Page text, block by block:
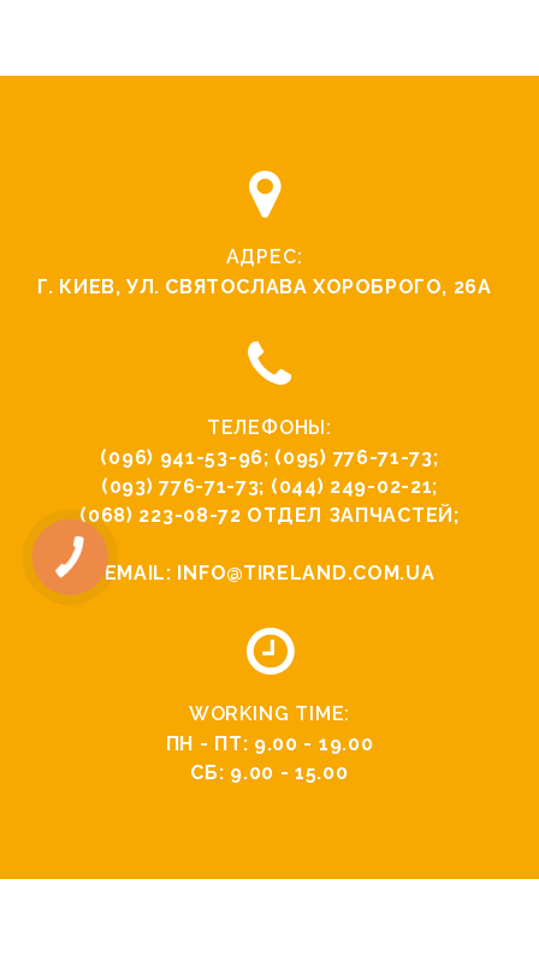
АДРЕС:
Г. КИЕВ, УЛ. СВЯТОCЛАВА ХОРОБРОГО, 26А
ТЕЛЕФОНЫ:
(096) 941-53-96; (095) 776-71-73;
(093) 776-71-73; (044) 249-02-21;
(068) 223-08-72 ОТДЕЛ ЗАПЧАСТЕЙ;
EMAIL: INFO@TIRELAND.COM.UA
WORKING TIME:
ПН - ПТ: 9.00 - 19.00
СБ: 9.00 - 15.00